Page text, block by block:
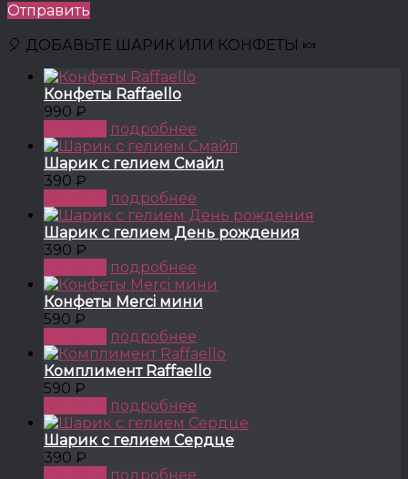
Отправить
🎈 ДОБАВЬТЕ ШАРИК ИЛИ КОНФЕТЫ 🍬
Конфеты Raffaello
990 ₽
подробнее
Шарик с гелием Смайл
390 ₽
подробнее
Шарик с гелием День рождения
390 ₽
подробнее
Конфеты Merci мини
590 ₽
подробнее
Комплимент Raffaello
590 ₽
подробнее
Шарик с гелием Сердце
390 ₽
подробнее